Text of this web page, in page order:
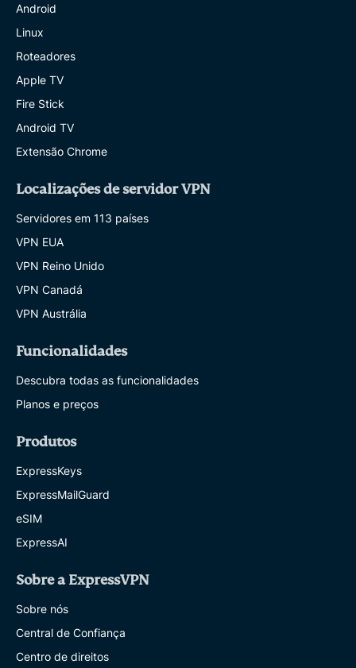
Android
Linux
Roteadores
Apple TV
Fire Stick
Android TV
Extensão Chrome
Localizações de servidor VPN
Servidores em 113 países
VPN EUA
VPN Reino Unido
VPN Canadá
VPN Austrália
Funcionalidades
Descubra todas as funcionalidades
Planos e preços
Produtos
ExpressKeys
ExpressMailGuard
eSIM
ExpressAI
Sobre a ExpressVPN
Sobre nós
Central de Confiança
Centro de direitos